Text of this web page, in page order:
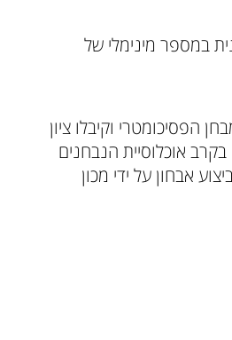
במספר מינימלי של
הפסיכומטרי וקיבלו ציון
שאינו נמוך מאחוזון 50 בקרב אוכלוסיית הנבחנים
אבחון על ידי מכון